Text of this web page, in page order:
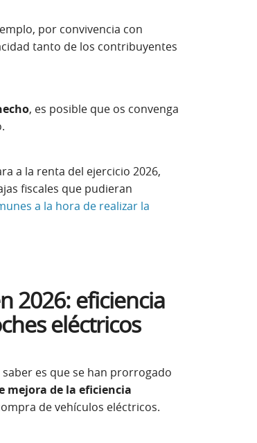
nueva)
por convivencia con
tanto de los contribuyentes
, es posible que os convenga
a la renta del ejercicio 2026,
fiscales que pudieran
a la hora de realizar la
2026: eficiencia
eléctricos
es que se han prorrogado
mejora de la eficiencia
de vehículos eléctricos.